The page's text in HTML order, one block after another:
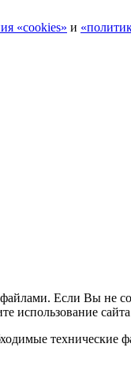
«cookies» и
Если Вы не
использование
технические